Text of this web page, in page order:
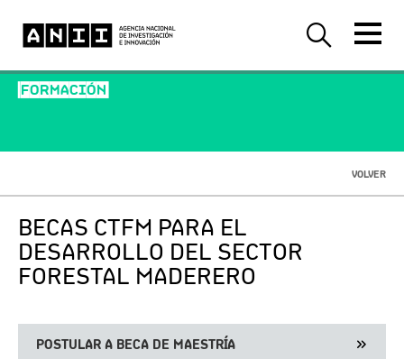
-FORMACIÓN-
VOLVER
BECAS CTFM PARA EL
DESARROLLO DEL SECTOR
FORESTAL MADERERO
POSTULAR A BECA DE MAESTRÍA